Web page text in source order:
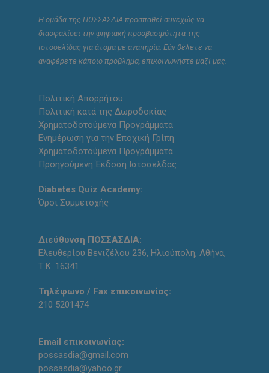
Η ομάδα της ΠΟΣΣΑΣΔΙΑ προσπαθεί συνεχώς να
διασφαλίσει την ψηφιακή προσβασιμότητα της
ιστοσελίδας για άτομα με αναπηρία. Εάν θέλετε να
αναφέρετε κάποιο πρόβλημα, επικοινωνήστε μαζί μας.
Πολιτική Απορρήτου
Πολιτική κατά της Δωροδοκίας
Χρηματοδοτούμενα Προγράμματα
Ενημέρωση για την Εποχική Γρίπη
Χρηματοδοτούμενα Προγράμματα
Προηγούμενη Έκδοση Ιστοσελδας
Diabetes Quiz Academy:
Όροι Συμμετοχής
Διεύθυνση ΠΟΣΣΑΣΔΙΑ:
Ελευθερίου Βενιζέλου 236, Ηλιούπολη, Αθήνα,
Τ.Κ. 16341
Τηλέφωνο / Fax επικοινωνίας:
210 5201474
Email επικοινωνίας:
possasdia@gmail.com
possasdia@yahoo.gr